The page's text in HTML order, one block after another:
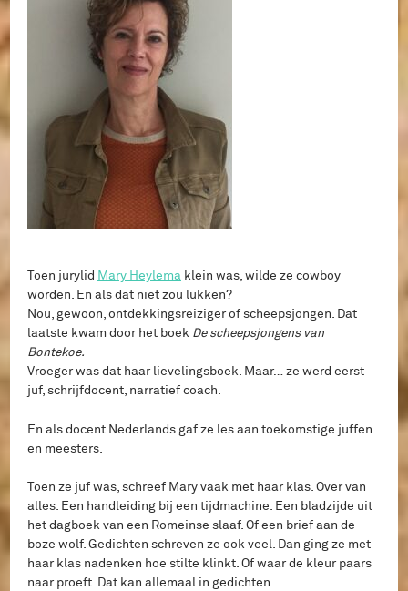
Toen jurylid Mary Heylema klein was, wilde ze cowboy
worden. En als dat niet zou lukken?
Nou, gewoon, ontdekkingsreiziger of scheepsjongen. Dat
laatste kwam door het boek De scheepsjongens van
Bontekoe.
Vroeger was dat haar lievelingsboek. Maar… ze werd eerst
juf, schrijfdocent, narratief coach.
En als docent Nederlands gaf ze les aan toekomstige juffen
en meesters.
Toen ze juf was, schreef Mary vaak met haar klas. Over van
alles. Een handleiding bij een tijdmachine. Een bladzijde uit
het dagboek van een Romeinse slaaf. Of een brief aan de
boze wolf. Gedichten schreven ze ook veel. Dan ging ze met
haar klas nadenken hoe stilte klinkt. Of waar de kleur paars
naar proeft. Dat kan allemaal in gedichten.